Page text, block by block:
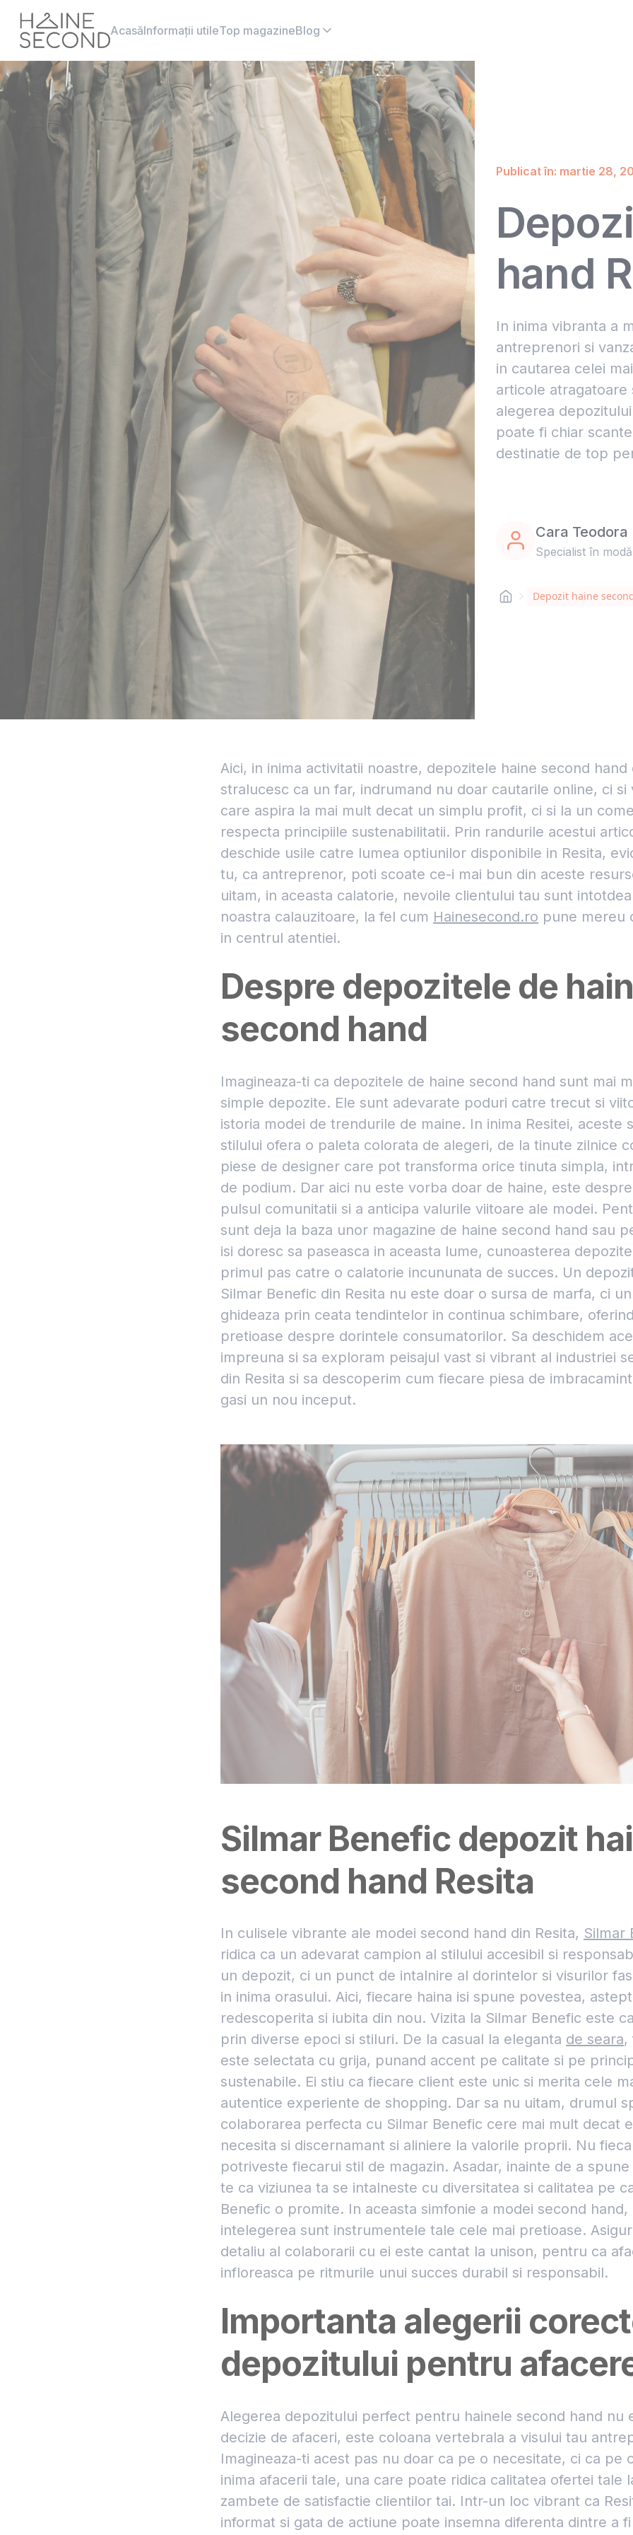
AcasăInformații utileTop magazineBlog
Publicat în: martie 28,
hand
In inima vibranta a
antreprenori si
in cautarea celei
articole atragatoare
alegerea
poate fi chiar
destinatie de top
Cara Teodora
Specialist în modă
Depozit haine
Aici, in inima activitatii noastre, depozitele haine second hand
stralucesc ca un far, indrumand nu doar cautarile online, ci si
care aspira la mai mult decat un simplu profit, ci si la un
respecta principiile sustenabilitatii. Prin randurile acestui
deschide usile catre lumea optiunilor disponibile in Resita,
tu, ca antreprenor, poti scoate ce-i mai bun din aceste
uitam, in aceasta calatorie, nevoile clientului tau sunt
noastra calauzitoare, la fel cum Hainesecond.ro pune mereu
in centrul atentiei.
Despre depozitele de
second hand
Imagineaza-ti ca depozitele de haine second hand sunt mai
simple depozite. Ele sunt adevarate poduri catre trecut si
istoria modei de trendurile de maine. In inima Resitei, aceste
stilului ofera o paleta colorata de alegeri, de la tinute zilnice
piese de designer care pot transforma orice tinuta simpla,
de podium. Dar aici nu este vorba doar de haine, este
pulsul comunitatii si a anticipa valurile viitoare ale modei.
sunt deja la baza unor magazine de haine second hand sau
isi doresc sa paseasca in aceasta lume, cunoasterea
primul pas catre o calatorie incununata de succes. Un
Silmar Benefic din Resita nu este doar o sursa de marfa, ci
ghideaza prin ceata tendintelor in continua schimbare,
pretioase despre dorintele consumatorilor. Sa deschidem
impreuna si sa exploram peisajul vast si vibrant al industriei
din Resita si sa descoperim cum fiecare piesa de
gasi un nou inceput.
Silmar Benefic depozit
second hand Resita
In culisele vibrante ale modei second hand din Resita, Silmar
ridica ca un adevarat campion al stilului accesibil si
un depozit, ci un punct de intalnire al dorintelor si visurilor
in inima orasului. Aici, fiecare haina isi spune povestea,
redescoperita si iubita din nou. Vizita la Silmar Benefic este
prin diverse epoci si stiluri. De la casual la eleganta de seara,
este selectata cu grija, punand accent pe calitate si pe
sustenabile. Ei stiu ca fiecare client este unic si merita cele
autentice experiente de shopping. Dar sa nu uitam, drumul
colaborarea perfecta cu Silmar Benefic cere mai mult decat
necesita si discernamant si aliniere la valorile proprii. Nu
potriveste fiecarui stil de magazin. Asadar, inainte de a spune
te ca viziunea ta se intalneste cu diversitatea si calitatea pe
Benefic o promite. In aceasta simfonie a modei second hand,
intelegerea sunt instrumentele tale cele mai pretioase.
detaliu al colaborarii cu ei este cantat la unison, pentru ca
infloreasca pe ritmurile unui succes durabil si responsabil.
Importanta alegerii
depozitului pentru
Alegerea depozitului perfect pentru hainele second hand nu
decizie de afaceri, este coloana vertebrala a visului tau
Imagineaza-ti acest pas nu doar ca pe o necesitate, ci ca pe
inima afacerii tale, una care poate ridica calitatea ofertei tale
zambete de satisfactie clientilor tai. Intr-un loc vibrant ca
informat si gata de actiune poate insemna diferenta dintre a